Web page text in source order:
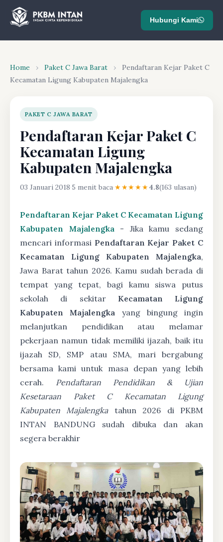
Hubungi Kami
Home › Paket C Jawa Barat ›
Pendaftaran Kejar Paket C
Kecamatan Ligung Kabupaten Majalengka
PAKET C JAWA BARAT
Pendaftaran Kejar Paket C
Kecamatan Ligung
Kabupaten Majalengka
03 Januari 2018·5 menit baca·★★★★★4.8(163 ulasan)
Pendaftaran Kejar Paket C Kecamatan Ligung
Kabupaten Majalengka- Jika kamu sedang
mencari informasi Pendaftaran Kejar Paket C
Kecamatan Ligung Kabupaten Majalengka,
Jawa Barat tahun 2026. Kamu sudah berada di
tempat yang tepat, bagi kamu siswa putus
sekolah di sekitar Kecamatan Ligung
Kabupaten Majalengka yang bingung ingin
melanjutkan pendidikan atau melamar
pekerjaan namun tidak memiliki ijazah, baik itu
ijazah SD, SMP atau SMA, mari bergabung
bersama kami untuk masa depan yang lebih
cerah. Pendaftaran Pendidikan & Ujian
Kesetaraan Paket C Kecamatan Ligung
Kabupaten Majalengkatahun 2026 di PKBM
INTAN BANDUNG sudah dibuka dan akan
segera berakhir